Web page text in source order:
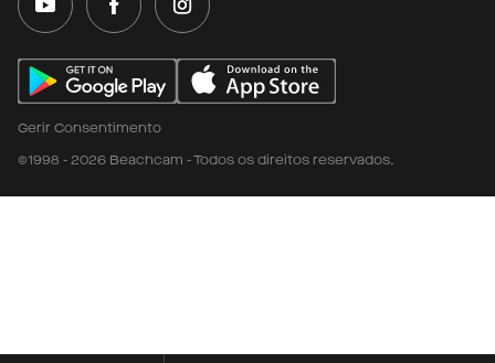
Gerir Consentimento
©1998 - 2026 Beachcam - Todos os direitos reservados.